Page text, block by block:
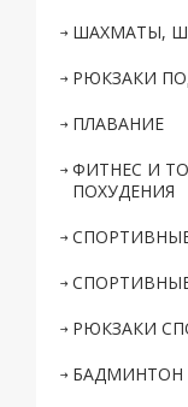
ШАХМАТЫ,
РЮКЗАКИ
ПЛАВАНИЕ
ФИТНЕС И
ПОХУДЕНИЯ
РЮКЗАКИ
БАДМИНТОН